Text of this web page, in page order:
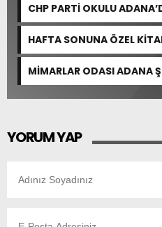
CHP PARTİ OKULU
GERÇEKLEŞTİRDİ
HAFTA SONUNA ÖZEL
MİMARLAR ODASI ADANA
YARGILAMALARI
ESASLARA GÖRE
YORUM YAP